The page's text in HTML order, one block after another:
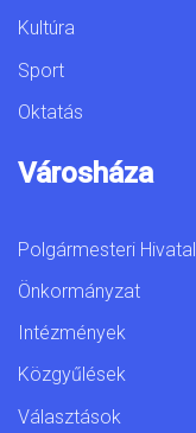
Kultúra
Sport
Oktatás
Városháza
Polgármesteri Hivatal
Önkormányzat
Intézmények
Közgyűlések
Választások